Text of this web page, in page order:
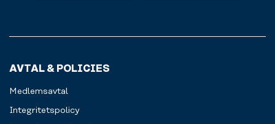
AVTAL & POLICIES
Medlemsavtal
Integritetspolicy